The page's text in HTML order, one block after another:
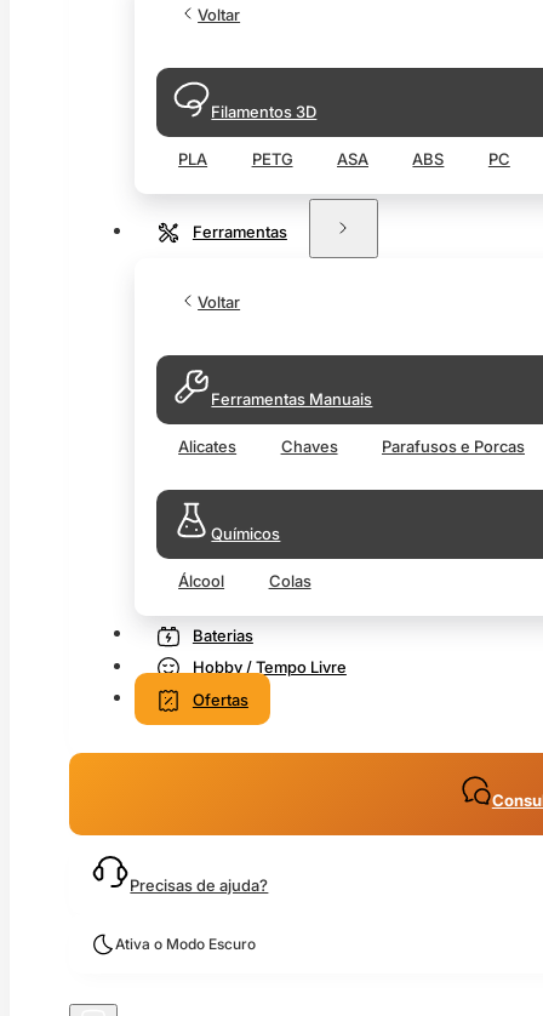
Voltar
Filamentos 3D
PLA PETG ASA ABS PC
Ferramentas
Voltar
Ferramentas Manuais
Alicates Chaves Parafusos e Porcas
Químicos
Álcool Colas
Baterias
Hobby / Tempo Livre
Ofertas
Precisas de ajuda?
Ativa o Modo Escuro